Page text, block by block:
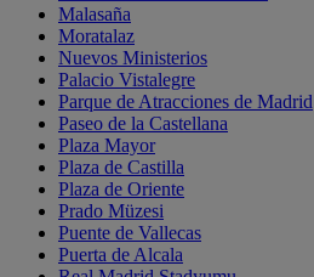
Malasaña
Moratalaz
Nuevos Ministerios
Palacio Vistalegre
Parque de Atracciones de Madrid
Paseo de la Castellana
Plaza Mayor
Plaza de Castilla
Plaza de Oriente
Prado Müzesi
Puente de Vallecas
Puerta de Alcala